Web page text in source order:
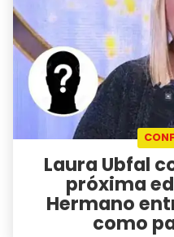
Laura Ubfal
próxima
Hermano
como